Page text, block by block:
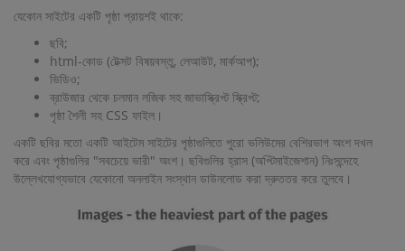
যেকোন সাইটের একটি পৃষ্ঠা প্রায়শই থাকে:
ছবি;
html-কোড (টেক্সট বিষয়বস্তু, লেআউট, মার্কআপ);
ভিডিও;
ব্রাউজার থেকে চলমান লজিক সহ জাভাস্ক্রিপ্ট স্ক্রিপ্ট;
পৃষ্ঠা শৈলী সহ CSS ফাইল।
একটি ছবির মতো একটি আইটেম সাইটের পৃষ্ঠাগুলিতে পুরো ভলিউমের বেশিরভাগ অংশ দখল
করে এবং পৃষ্ঠাগুলির "সবচেয়ে ভারী" অংশ। ছবিগুলির হ্রাস (অপ্টিমাইজেশান) নিঃসন্দেহে
উল্লেখযোগ্যভাবে যেকোনো অনলাইন সংস্থান ডাউনলোড করা দ্রুততর করে তুলবে।